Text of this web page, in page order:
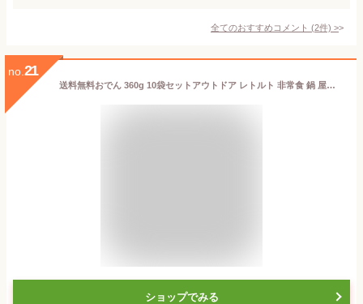
全てのおすすめコメント (2件) >
no. 21
送料無料おでん 360g 10袋セットアウトドア レトルト 非常食 鍋 屋台おでん おでんだね レトルトおでん 惣菜 おでん種 大根 玉子 こんにゃく ちくわ 温めるだけ ご飯のお供 ご飯の友 おかず 和食 小泉食品 福島 いわき
ショップでみる